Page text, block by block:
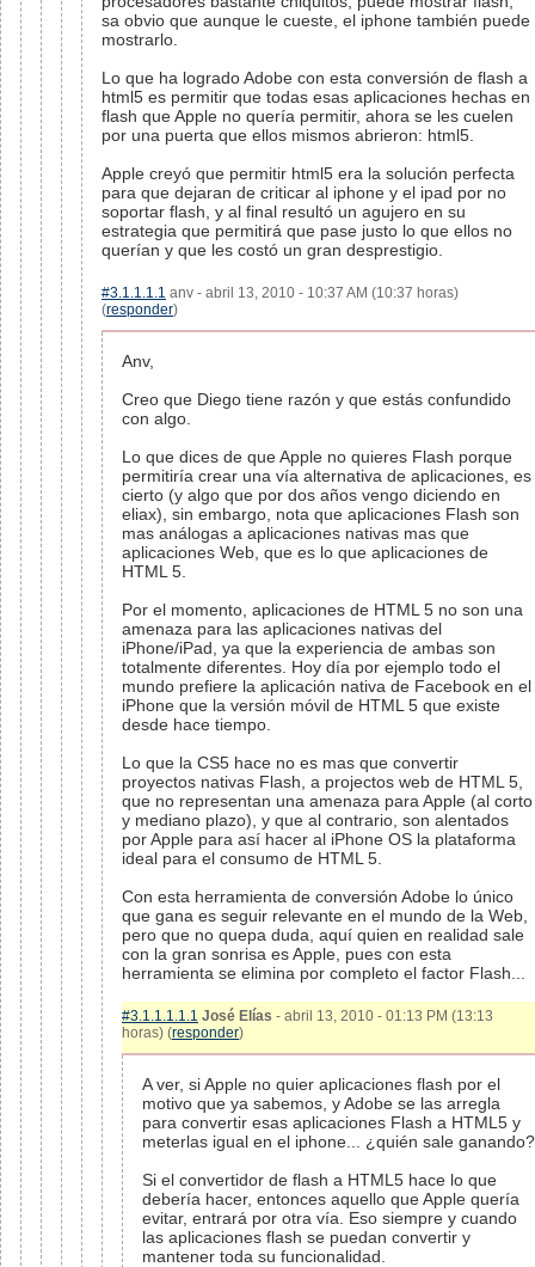
sa obvio que aunque le cueste, el iphone también puede
mostrarlo.
Lo que ha logrado Adobe con esta conversión de flash a
html5 es permitir que todas esas aplicaciones hechas en
flash que Apple no quería permitir, ahora se les cuelen
por una puerta que ellos mismos abrieron: html5.
Apple creyó que permitir html5 era la solución perfecta
para que dejaran de criticar al iphone y el ipad por no
soportar flash, y al final resultó un agujero en su
estrategia que permitirá que pase justo lo que ellos no
querían y que les costó un gran desprestigio.
#3.1.1.1.1 anv - abril 13, 2010 - 10:37 AM (10:37 horas)
(responder)
Anv,
Creo que Diego tiene razón y que estás confundido
con algo.
Lo que dices de que Apple no quieres Flash porque
permitiría crear una vía alternativa de aplicaciones, es
cierto (y algo que por dos años vengo diciendo en
eliax), sin embargo, nota que aplicaciones Flash son
mas análogas a aplicaciones nativas mas que
aplicaciones Web, que es lo que aplicaciones de
HTML 5.
Por el momento, aplicaciones de HTML 5 no son una
amenaza para las aplicaciones nativas del
iPhone/iPad, ya que la experiencia de ambas son
totalmente diferentes. Hoy día por ejemplo todo el
mundo prefiere la aplicación nativa de Facebook en el
iPhone que la versión móvil de HTML 5 que existe
desde hace tiempo.
Lo que la CS5 hace no es mas que convertir
proyectos nativas Flash, a projectos web de HTML 5,
que no representan una amenaza para Apple (al corto
y mediano plazo), y que al contrario, son alentados
por Apple para así hacer al iPhone OS la plataforma
ideal para el consumo de HTML 5.
Con esta herramienta de conversión Adobe lo único
que gana es seguir relevante en el mundo de la Web,
pero que no quepa duda, aquí quien en realidad sale
con la gran sonrisa es Apple, pues con esta
herramienta se elimina por completo el factor Flash...
#3.1.1.1.1.1 José Elías - abril 13, 2010 - 01:13 PM (13:13
horas) (responder)
A ver, si Apple no quier aplicaciones flash por el
motivo que ya sabemos, y Adobe se las arregla
para convertir esas aplicaciones Flash a HTML5 y
meterlas igual en el iphone... ¿quién sale ganando?
Si el convertidor de flash a HTML5 hace lo que
debería hacer, entonces aquello que Apple quería
evitar, entrará por otra vía. Eso siempre y cuando
las aplicaciones flash se puedan convertir y
mantener toda su funcionalidad.